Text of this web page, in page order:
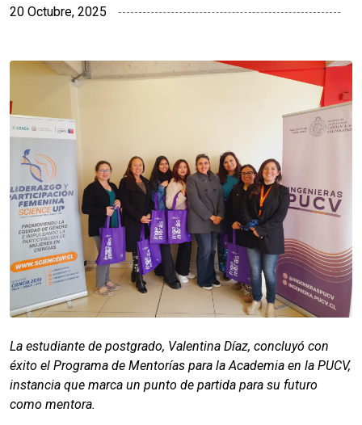
20 Octubre, 2025
La estudiante de postgrado, Valentina Díaz, concluyó con
éxito el Programa de Mentorías para la Academia en la PUCV,
instancia que marca un punto de partida para su futuro
como mentora.